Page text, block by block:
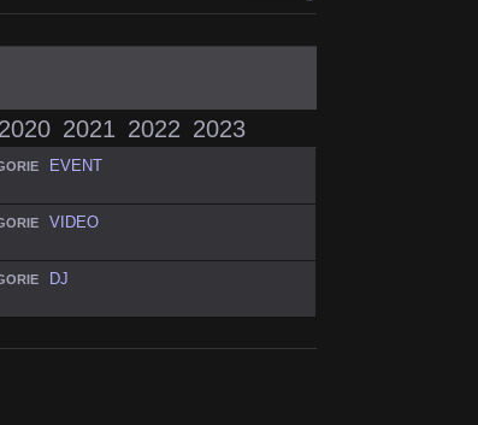
2020 2021 2022 2023
EVENT
VIDEO
DJ